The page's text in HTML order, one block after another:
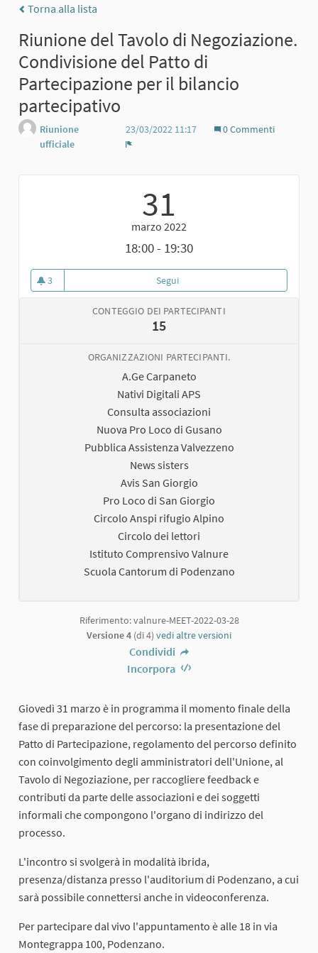
Torna alla lista
Riunione del Tavolo di Negoziazione.
Condivisione del Patto di
Partecipazione per il bilancio
partecipativo
Riunione
ufficiale
23/03/2022 11:17
0 Commenti
31
marzo 2022
18:00 - 19:30
3
3 sostenitori
Segui
CONTEGGIO DEI PARTECIPANTI
15
ORGANIZZAZIONI PARTECIPANTI.
A.Ge Carpaneto
Nativi Digitali APS
Consulta associazioni
Nuova Pro Loco di Gusano
Pubblica Assistenza Valvezzeno
News sisters
Avis San Giorgio
Pro Loco di San Giorgio
Circolo Anspi rifugio Alpino
Circolo dei lettori
Istituto Comprensivo Valnure
Scuola Cantorum di Podenzano
Riferimento: valnure-MEET-2022-03-28
Versione 4 (di 4) vedi altre versioni
Condividi
Incorpora
Giovedì 31 marzo è in programma il momento finale della
fase di preparazione del percorso: la presentazione del
Patto di Partecipazione, regolamento del percorso definito
con coinvolgimento degli amministratori dell'Unione, al
Tavolo di Negoziazione, per raccogliere feedback e
contributi da parte delle associazioni e dei soggetti
informali che compongono l'organo di indirizzo del
processo.
L'incontro si svolgerà in modalità ibrida,
presenza/distanza presso l'auditorium di Podenzano, a cui
sarà possibile connettersi anche in videoconferenza.
Per partecipare dal vivo l'appuntamento è alle 18 in via
Montegrappa 100, Podenzano.